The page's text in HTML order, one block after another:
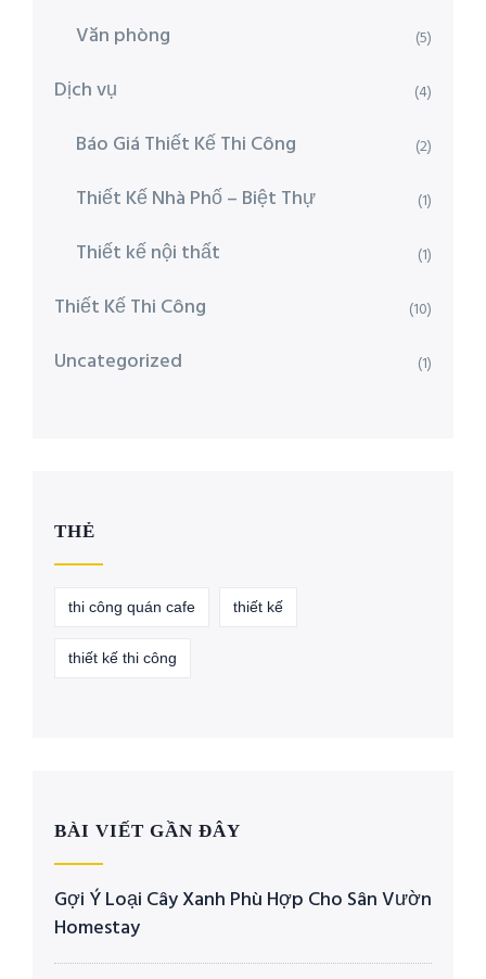
Văn phòng (5)
Dịch vụ (4)
Báo Giá Thiết Kế Thi Công (2)
Thiết Kế Nhà Phố – Biệt Thự (1)
Thiết kế nội thất (1)
Thiết Kế Thi Công (10)
Uncategorized (1)
THẺ
thi công quán cafe thiết kế
thiết kế thi công
BÀI VIẾT GẦN ĐÂY
Gợi Ý Loại Cây Xanh Phù Hợp Cho Sân Vườn
Homestay